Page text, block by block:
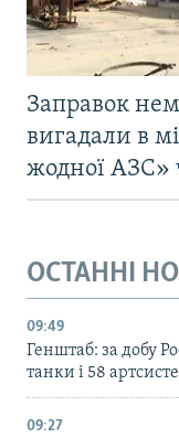
Заправок
вигадали в
жодної АЗС»
ОСТАННІ
09:49
Генштаб: за добу
танки і 58
09:27